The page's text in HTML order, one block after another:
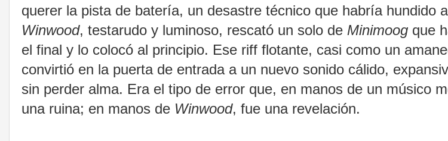
querer la pista de batería, un desastre técnico que habría hundido
Winwood, testarudo y luminoso, rescató un solo de Minimoog que
el final y lo colocó al principio. Ese riff flotante, casi como un
convirtió en la puerta de entrada a un nuevo sonido cálido,
sin perder alma. Era el tipo de error que, en manos de un músico
una ruina; en manos de Winwood, fue una revelación.